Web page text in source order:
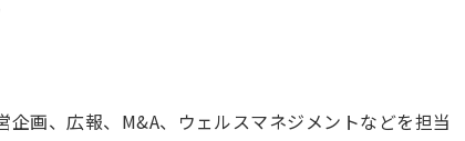
画、広報、M&A、ウェルスマネジメントなどを担当